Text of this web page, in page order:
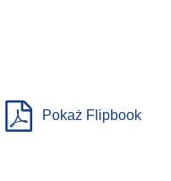
Pokaż Flipbook